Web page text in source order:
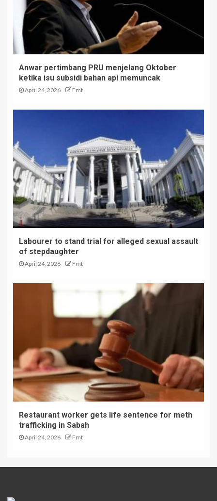
Anwar pertimbang PRU menjelang Oktober
ketika isu subsidi bahan api memuncak
April 24, 2026 Fmt
Labourer to stand trial for alleged sexual assault
of stepdaughter
April 24, 2026 Fmt
Restaurant worker gets life sentence for meth
trafficking in Sabah
April 24, 2026 Fmt